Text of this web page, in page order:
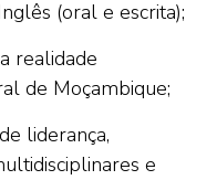
(oral e escrita);
realidade
de Moçambique;
liderança,
e